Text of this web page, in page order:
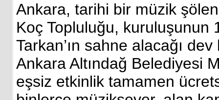
Ankara, tarihi bir müzik
Koç Topluluğu, kuruluşunun
Tarkan’ın sahne alacağı
Ankara Altındağ Belediyesi
eşsiz etkinlik tamamen